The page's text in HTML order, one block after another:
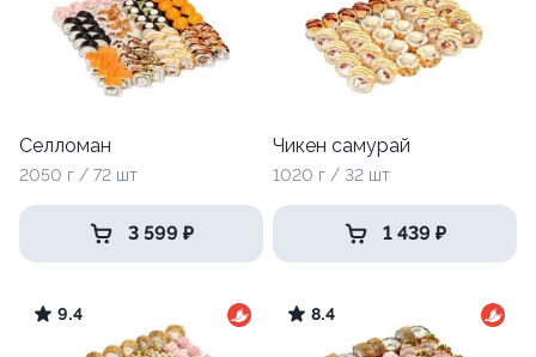
Селломан
2050 г / 72 шт
3 599 ₽
Чикен самурай
1020 г / 32 шт
1 439 ₽
9.4 8.4